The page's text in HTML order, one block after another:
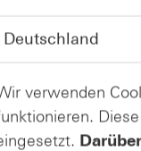
verwenden